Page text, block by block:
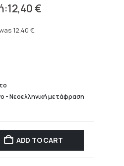
12,40€
12,40 €.
- Νεοελληνική μετάφραση
ADD TO CART